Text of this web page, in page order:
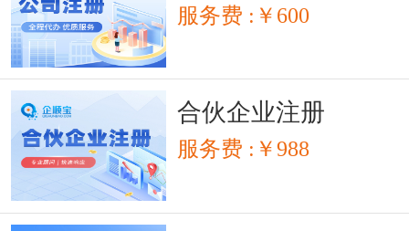
服务费 :￥600
合伙企业注册
服务费 :￥988